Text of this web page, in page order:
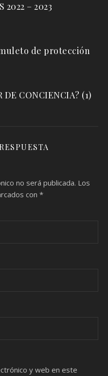
2022 – 2023
de protección
DE CONCIENCIA? (1)
no será publicada. Los
con *
y web en este